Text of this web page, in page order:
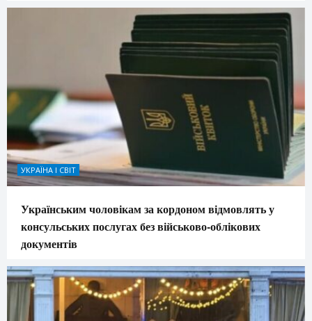
УКРАЇНА І СВІТ
Українським чоловікам за кордоном відмовлять у
консульських послугах без військово-облікових
документів